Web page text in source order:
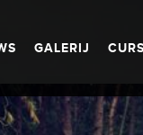
GALERIJ